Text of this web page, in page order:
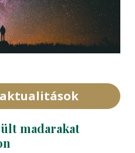
madarakat